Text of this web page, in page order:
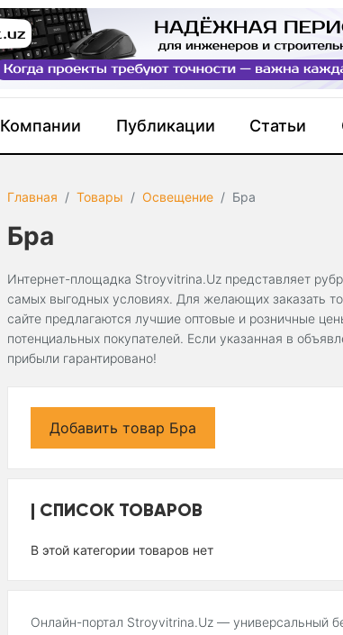
Компании Публикации Статьи
Главная Товары Освещение Бра
Бра
Интернет-площадка Stroyvitrina.Uz представляет
самых выгодных условиях. Для желающих заказать
сайте предлагаются лучшие оптовые и розничные
потенциальных покупателей. Если указанная в
прибыли гарантировано!
Добавить товар Бра
СПИСОК ТОВАРОВ
В этой категории товаров нет
Онлайн-портал Stroyvitrina.Uz — универсальный